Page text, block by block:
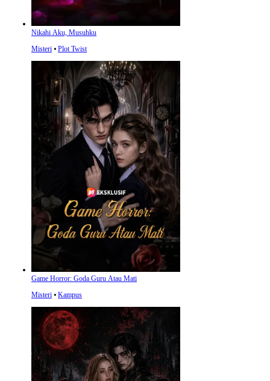
Nikahi Aku, Musuhku
Misteri ⦁ Plot Twist
Game Horror: Goda Guru Atau Mati
Misteri ⦁ Kampus